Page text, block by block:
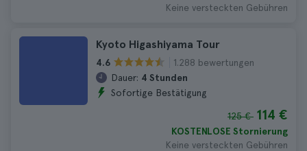
Keine versteckten Gebühren
Kyoto Higashiyama Tour
4.6
1.288 bewertungen
Dauer: 4 Stunden
Sofortige Bestätigung
125 € 114 €
KOSTENLOSE Stornierung
Keine versteckten Gebühren